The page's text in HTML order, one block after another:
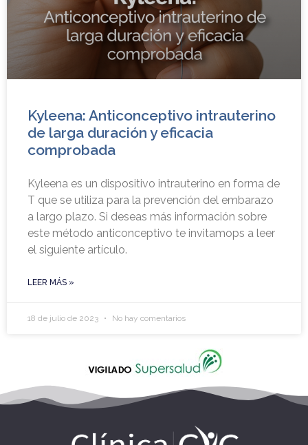
Kyleena: Anticonceptivo intrauterino
de larga duración y eficacia
comprobada
Kyleena es un dispositivo intrauterino en forma de
T que se utiliza para la prevención del embarazo
a largo plazo. Si deseas más información sobre
este método anticonceptivo te invitamops a leer
el siguiente artículo.
LEER MÁS »
18 de julio de 2023 No hay comentarios